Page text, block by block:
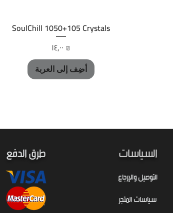
العرض السريع
SoulChill 1050+105 Crystals
السعر
‏١٤٫٠٠ ₪
أضِف إلى العربة
طرق الدفع السياسات
التوصيل والإرجاع
سياسات المتجر